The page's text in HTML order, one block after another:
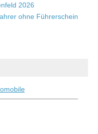
2026
ohne Führerschein